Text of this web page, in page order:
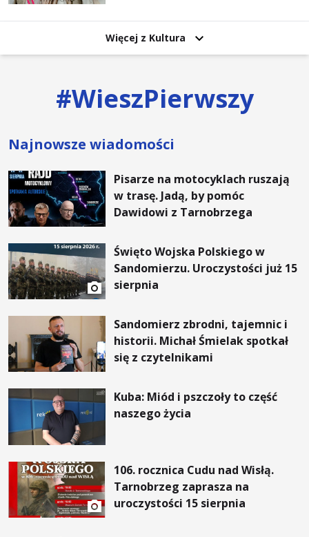
Więcej z Kultura
#WieszPierwszy
Najnowsze wiadomości
Pisarze na motocyklach ruszają
w trasę. Jadą, by pomóc
Dawidowi z Tarnobrzega
Święto Wojska Polskiego w
Sandomierzu. Uroczystości już 15
sierpnia
Sandomierz zbrodni, tajemnic i
historii. Michał Śmielak spotkał
się z czytelnikami
Kuba: Miód i pszczoły to część
naszego życia
106. rocznica Cudu nad Wisłą.
Tarnobrzeg zaprasza na
uroczystości 15 sierpnia